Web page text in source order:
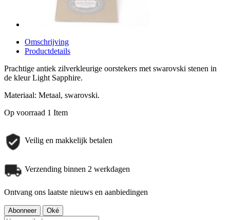
Omschrijving
Productdetails
Prachtige antiek zilverkleurige oorstekers met swarovski stenen in
de kleur Light Sapphire.
Materiaal: Metaal, swarovski.
Op voorraad 1 Item
Veilig en makkelijk betalen
Verzending binnen 2 werkdagen
Ontvang ons laatste nieuws en aanbiedingen